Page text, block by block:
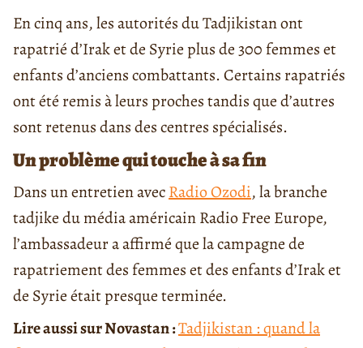
En cinq ans, les autorités du Tadjikistan ont
rapatrié d’Irak et de Syrie plus de 300 femmes et
enfants d’anciens combattants. Certains rapatriés
ont été remis à leurs proches tandis que d’autres
sont retenus dans des centres spécialisés.
Un problème qui touche à sa fin
Dans un entretien avecRadio Ozodi, la branche
tadjike du média américain Radio Free Europe,
l’ambassadeur a affirmé que la campagne de
rapatriement des femmes et des enfants d’Irak et
de Syrie était presque terminée.
Lire aussi sur Novastan :Tadjikistan : quand la